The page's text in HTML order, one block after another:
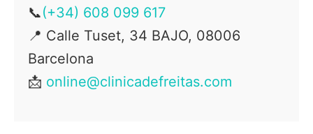
📞(+34) 608 099 617
📍 Calle Tuset, 34 BAJO, 08006
Barcelona
📩 online@clinicadefreitas.com